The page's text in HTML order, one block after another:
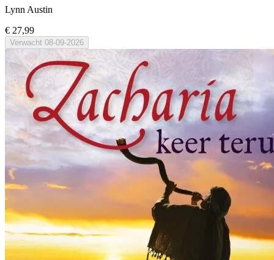
Lynn Austin
€ 27,99
Verwacht 08-09-2026